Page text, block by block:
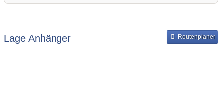
Bereitstellung und Rückgabe des Anhängers
Lage Anhänger Routenplaner